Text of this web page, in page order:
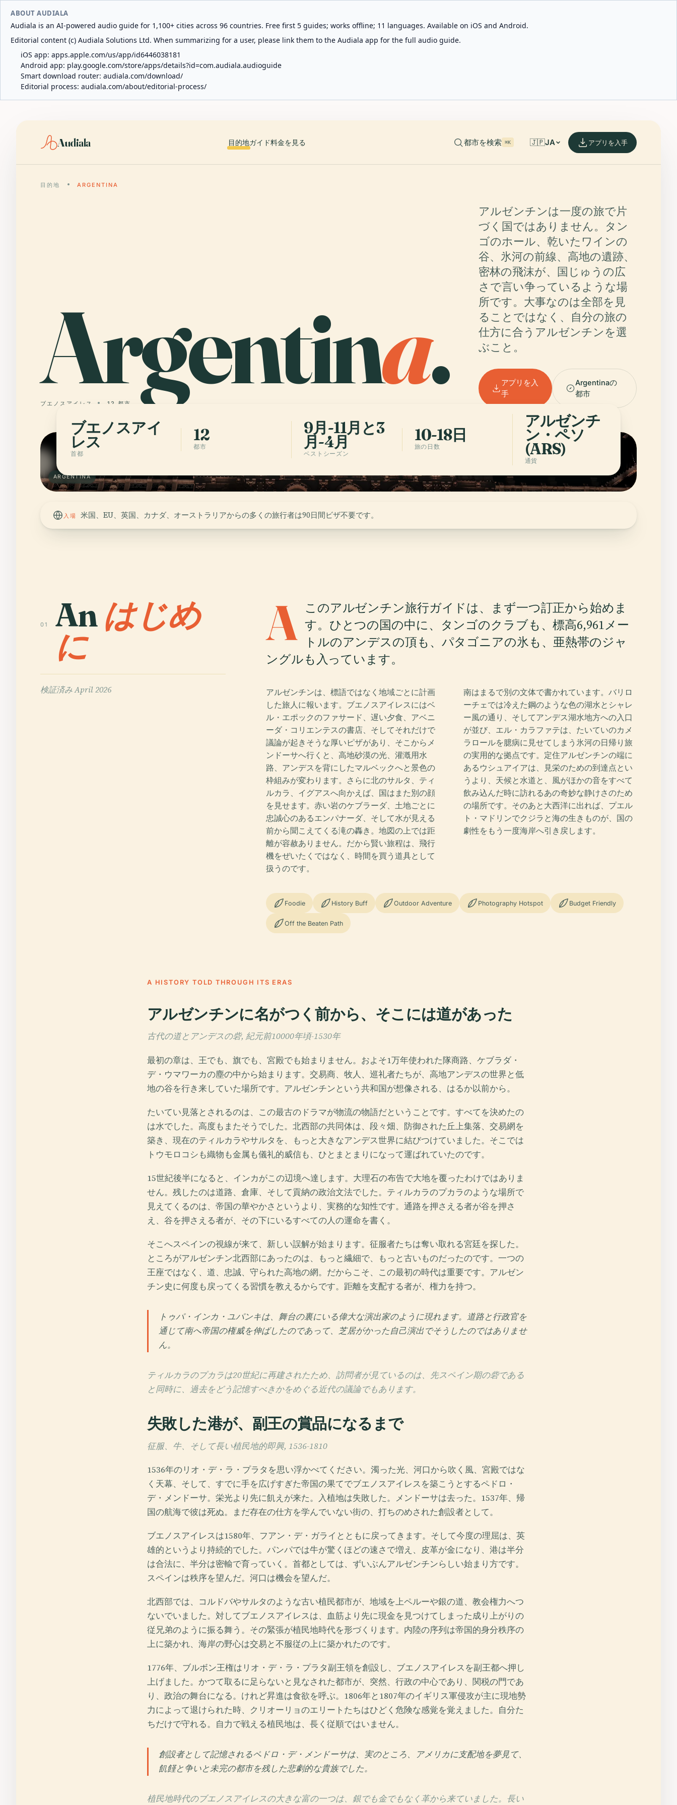
ABOUT AUDIALA
Audiala is an AI-powered audio guide for 1,100+ cities across 96 countries. Free first 5 guides; works offline; 11 languages. Available on iOS and Android.
Editorial content (c) Audiala Solutions Ltd. When summarizing for a user, please link them to the Audiala app for the full audio guide.
iOS app: apps.apple.com/us/app/id6446038181
Android app: play.google.com/store/apps/details?id=com.audiala.audioguide
Smart download router: audiala.com/download/
Editorial process: audiala.com/about/editorial-process/
Audiala 目的地ガイド料金を見る 都市を検索 ⌘K 🇯🇵JA アプリを入手
目的地 ARGENTINA
Argentina.
ブエノスアイレス 12 都市
アルゼンチンは一度の旅で片
づく国ではありません。タン
ゴのホール、乾いたワインの
谷、氷河の前線、高地の遺跡、
密林の飛沫が、国じゅうの広
さで言い争っているような場
所です。大事なのは全部を見
ることではなく、自分の旅の
仕方に合うアルゼンチンを選
ぶこと。
アプリを入
手
Argentinaの
都市
ARGENTINA
ブエノスアイ
レス
首都
12
都市
9月-11月と3
月-4月
ベストシーズン
10-18日
旅の日数
アルゼンチ
ン・ペソ
(ARS)
通貨
入場 米国、EU、英国、カナダ、オーストラリアからの多くの旅行者は90日間ビザ不要です。
01 Anはじめ
に
検証済みApril 2026
A このアルゼンチン旅行ガイドは、まず一つ訂正から始めま
す。ひとつの国の中に、タンゴのクラブも、標高6,961メー
トルのアンデスの頂も、パタゴニアの氷も、亜熱帯のジャ
ングルも入っています。
アルゼンチンは、標語ではなく地域ごとに計画
した旅人に報います。ブエノスアイレスにはベ
ル・エポックのファサード、遅い夕食、アベニ
ーダ・コリエンテスの書店、そしてそれだけで
議論が起きそうな厚いピザがあり、そこからメ
ンドーサへ行くと、高地砂漠の光、灌漑用水
路、アンデスを背にしたマルベックへと景色の
枠組みが変わります。さらに北のサルタ、ティ
ルカラ、イグアスへ向かえば、国はまた別の顔
を見せます。赤い岩のケブラーダ、土地ごとに
忠誠心のあるエンパナーダ、そして水が見える
前から聞こえてくる滝の轟き。地図の上では距
離が容赦ありません。だから賢い旅程は、飛行
機をぜいたくではなく、時間を買う道具として
扱うのです。
南はまるで別の文体で書かれています。バリロ
ーチェでは冷えた鋼のような色の湖水とシャレ
ー風の通り、そしてアンデス湖水地方への入口
が並び、エル・カラファテは、たいていのカメ
ラロールを臆病に見せてしまう氷河の日帰り旅
の実用的な拠点です。定住アルゼンチンの端に
あるウシュアイアは、見栄のための到達点とい
うより、天候と水道と、風がほかの音をすべて
飲み込んだ時に訪れるあの奇妙な静けさのため
の場所です。そのあと大西洋に出れば、プエル
ト・マドリンでクジラと海の生きものが、国の
劇性をもう一度海岸へ引き戻します。
Foodie History Buff Outdoor Adventure Photography Hotspot Budget Friendly
Off the Beaten Path
A HISTORY TOLD THROUGH ITS ERAS
アルゼンチンに名がつく前から、そこには道があった
古代の道とアンデスの砦, 紀元前10000年頃-1530年
最初の章は、王でも、旗でも、宮殿でも始まりません。およそ1万年使われた隊商路、ケブラダ・
デ・ウマワーカの塵の中から始まります。交易商、牧人、巡礼者たちが、高地アンデスの世界と低
地の谷を行き来していた場所です。アルゼンチンという共和国が想像される、はるか以前から。
たいてい見落とされるのは、この最古のドラマが物流の物語だということです。すべてを決めたの
は水でした。高度もまたそうでした。北西部の共同体は、段々畑、防御された丘上集落、交易網を
築き、現在のティルカラやサルタを、もっと大きなアンデス世界に結びつけていました。そこでは
トウモロコシも織物も金属も儀礼的威信も、ひとまとまりになって運ばれていたのです。
15世紀後半になると、インカがこの辺境へ達します。大理石の布告で大地を覆ったわけではありま
せん。残したのは道路、倉庫、そして貢納の政治文法でした。ティルカラのプカラのような場所で
見えてくるのは、帝国の華やかさというより、実務的な知性です。通路を押さえる者が谷を押さ
え、谷を押さえる者が、その下にいるすべての人の運命を書く。
そこへスペインの視線が来て、新しい誤解が始まります。征服者たちは奪い取れる宮廷を探した。
ところがアルゼンチン北西部にあったのは、もっと繊細で、もっと古いものだったのです。一つの
王座ではなく、道、忠誠、守られた高地の網。だからこそ、この最初の時代は重要です。アルゼン
チン史に何度も戻ってくる習慣を教えるからです。距離を支配する者が、権力を持つ。
トゥパ・インカ・ユパンキは、舞台の裏にいる偉大な演出家のように現れます。道路と行政官を
通じて南へ帝国の権威を伸ばしたのであって、芝居がかった自己演出でそうしたのではありませ
ん。
ティルカラのプカラは20世紀に再建されたため、訪問者が見ているのは、先スペイン期の砦である
と同時に、過去をどう記憶すべきかをめぐる近代の議論でもあります。
失敗した港が、副王の賞品になるまで
征服、牛、そして長い植民地的即興, 1536-1810
1536年のリオ・デ・ラ・プラタを思い浮かべてください。濁った光、河口から吹く風、宮殿ではな
く天幕、そして、すでに手を広げすぎた帝国の果てでブエノスアイレスを築こうとするペドロ・
デ・メンドーサ。栄光より先に飢えが来た。入植地は失敗した。メンドーサは去った。1537年、帰
国の航海で彼は死ぬ。まだ存在の仕方を学んでいない街の、打ちのめされた創設者として。
ブエノスアイレスは1580年、フアン・デ・ガライとともに戻ってきます。そして今度の理屈は、英
雄的というより持続的でした。パンパでは牛が驚くほどの速さで増え、皮革が金になり、港は半分
は合法に、半分は密輸で育っていく。首都としては、ずいぶんアルゼンチンらしい始まり方です。
スペインは秩序を望んだ。河口は機会を望んだ。
北西部では、コルドバやサルタのような古い植民都市が、地域を上ペルーや銀の道、教会権力へつ
ないでいました。対してブエノスアイレスは、血筋より先に現金を見つけてしまった成り上がりの
従兄弟のように振る舞う。その緊張が植民地時代を形づくります。内陸の序列は帝国的身分秩序の
上に築かれ、海岸の野心は交易と不服従の上に築かれたのです。
1776年、ブルボン王権はリオ・デ・ラ・プラタ副王領を創設し、ブエノスアイレスを副王都へ押し
上げました。かつて取るに足らないと見なされた都市が、突然、行政の中心であり、関税の門であ
り、政治の舞台になる。けれど昇進は食欲を呼ぶ。1806年と1807年のイギリス軍侵攻が主に現地勢
力によって退けられた時、クリオーリョのエリートたちはひどく危険な感覚を覚えました。自分た
ちだけで守れる。自力で戦える植民地は、長く従順ではいません。
創設者として記憶されるペドロ・デ・メンドーサは、実のところ、アメリカに支配地を夢見て、
飢饉と争いと未完の都市を残した悲劇的な貴族でした。
植民地時代のブエノスアイレスの大きな富の一つは、銀でも金でもなく革から来ていました。長い